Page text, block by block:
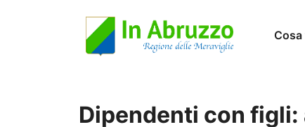
Dipendenti con